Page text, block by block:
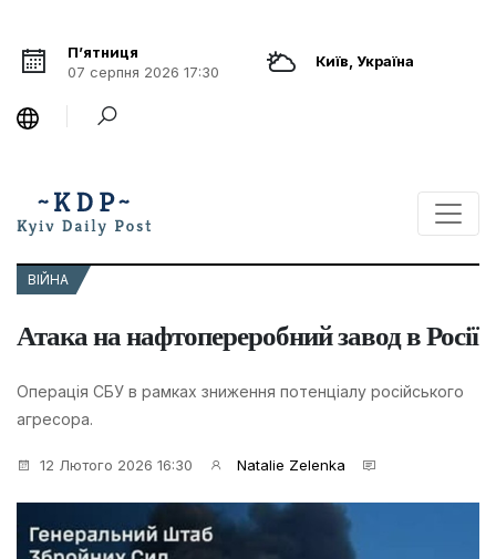
П’ятниця
07 серпня 2026 17:30
Київ, Україна
ВІЙНА
Атака на нафтопереробний завод в Росії
Операція СБУ в рамках зниження потенціалу російського
агресора.
12 Лютого 2026 16:30 Natalie Zelenka